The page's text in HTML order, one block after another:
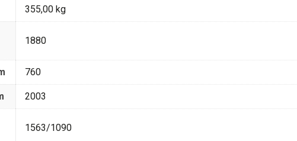
355,00 kg
1880
760
2003
1563/1090